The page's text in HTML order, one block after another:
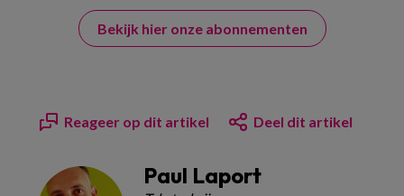
Bekijk hier onze abonnementen
Reageer op dit artikel Deel dit artikel
Paul Laport